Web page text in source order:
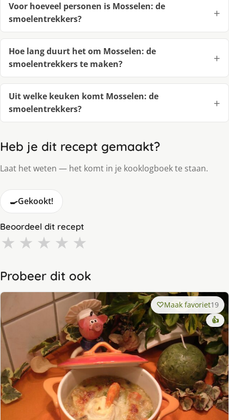
Voor hoeveel personen is Mosselen: de
smoelentrekkers?
Hoe lang duurt het om Mosselen: de
smoelentrekkers te maken?
Uit welke keuken komt Mosselen: de
smoelentrekkers?
Heb je dit recept gemaakt?
Laat het weten — het komt in je kooklogboek te staan.
🍳Gekookt!
Beoordeel dit recept
★ ★ ★ ★ ★
Probeer dit ook
Maak favoriet19
👍